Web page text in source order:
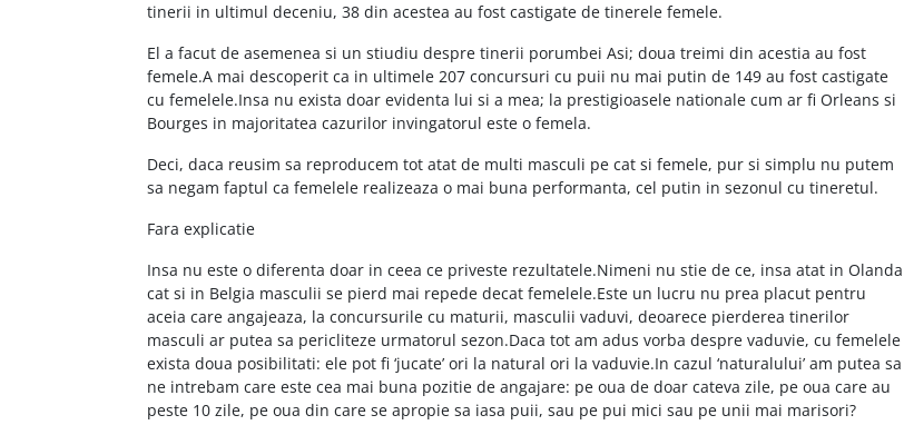
tinerii in ultimul deceniu, 38 din acestea au fost castigate de tinerele femele.
El a facut de asemenea si un stiudiu despre tinerii porumbei Asi; doua treimi din acestia au fost
femele.A mai descoperit ca in ultimele 207 concursuri cu puii nu mai putin de 149 au fost castigate
cu femelele.Insa nu exista doar evidenta lui si a mea; la prestigioasele nationale cum ar fi Orleans si
Bourges in majoritatea cazurilor invingatorul este o femela.
Deci, daca reusim sa reproducem tot atat de multi masculi pe cat si femele, pur si simplu nu putem
sa negam faptul ca femelele realizeaza o mai buna performanta, cel putin in sezonul cu tineretul.
Fara explicatie
Insa nu este o diferenta doar in ceea ce priveste rezultatele.Nimeni nu stie de ce, insa atat in Olanda
cat si in Belgia masculii se pierd mai repede decat femelele.Este un lucru nu prea placut pentru
aceia care angajeaza, la concursurile cu maturii, masculii vaduvi, deoarece pierderea tinerilor
masculi ar putea sa pericliteze urmatorul sezon.Daca tot am adus vorba despre vaduvie, cu femelele
exista doua posibilitati: ele pot fi ‘jucate’ ori la natural ori la vaduvie.In cazul ‘naturalului’ am putea sa
ne intrebam care este cea mai buna pozitie de angajare: pe oua de doar cateva zile, pe oua care au
peste 10 zile, pe oua din care se apropie sa iasa puii, sau pe pui mici sau pe unii mai marisori?